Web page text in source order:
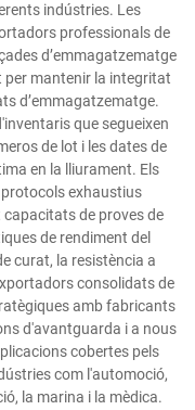
indústries. Les
professionals de
d’emmagatzematge
mantenir la integritat
d’emmagatzematge.
que segueixen
de lot i les dates de
en la lliurament. Els
exhaustius
de proves de
de rendiment del
curat, la resistència a
consolidats de
amb fabricants
d'avantguarda i a nous
cobertes pels
com l'automoció,
la marina i la mèdica.